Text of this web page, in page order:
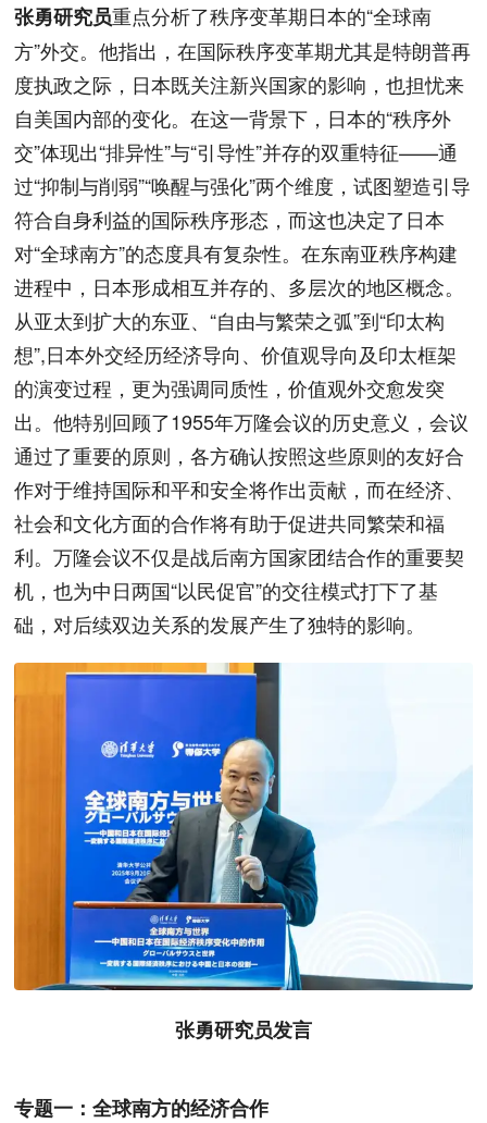
张勇研究员重点分析了秩序变革期日本的“全球南
方”外交。他指出，在国际秩序变革期尤其是特朗普再
度执政之际，日本既关注新兴国家的影响，也担忧来
自美国内部的变化。在这一背景下，日本的“秩序外
交”体现出“排异性”与“引导性”并存的双重特征——通
过“抑制与削弱”“唤醒与强化”两个维度，试图塑造引导
符合自身利益的国际秩序形态，而这也决定了日本
对“全球南方”的态度具有复杂性。在东南亚秩序构建
进程中，日本形成相互并存的、多层次的地区概念。
从亚太到扩大的东亚、“自由与繁荣之弧”到“印太构
想”,日本外交经历经济导向、价值观导向及印太框架
的演变过程，更为强调同质性，价值观外交愈发突
出。他特别回顾了1955年万隆会议的历史意义，会议
通过了重要的原则，各方确认按照这些原则的友好合
作对于维持国际和平和安全将作出贡献，而在经济、
社会和文化方面的合作将有助于促进共同繁荣和福
利。万隆会议不仅是战后南方国家团结合作的重要契
机，也为中日两国“以民促官”的交往模式打下了基
础，对后续双边关系的发展产生了独特的影响。
张勇研究员发言
专题一：全球南方的经济合作